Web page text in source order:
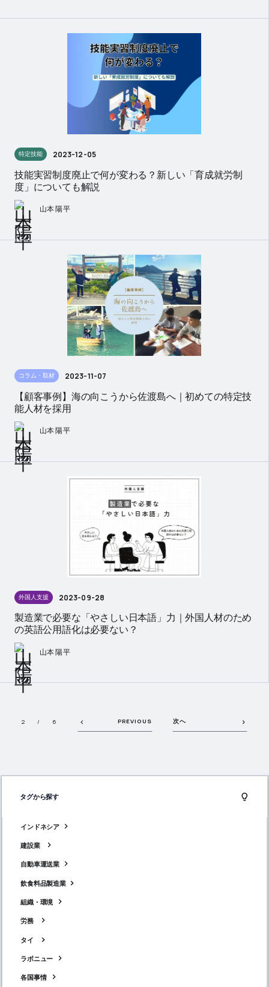
タグから探す
インドネシア
建設業
自動車運送業
飲食料品製造業
組織・環境
労務
タイ
ラボニュー
各国事情
特定技能 2023-12-05
技能実習制度廃止で何が変わる？新しい「育成就労制
度」についても解説
山本 陽平
コラム・取材 2023-11-07
【顧客事例】海の向こうから佐渡島へ｜初めての特定技
能人材を採用
山本 陽平
外国人支援 2023-09-28
製造業で必要な「やさしい日本語」力｜外国人材のため
の英語公用語化は必要ない？
山本 陽平
PREVIOUS 次へ
2 / 6